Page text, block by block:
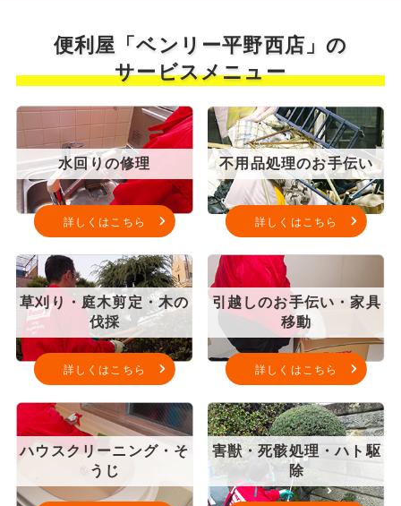
便利屋「ベンリー平野西店」の
サービスメニュー
水回りの修理
詳しくはこちら
不用品処理のお手伝い
詳しくはこちら
草刈り・庭木剪定・木の
伐採
詳しくはこちら
引越しのお手伝い・家具
移動
詳しくはこちら
ハウスクリーニング・そ
うじ
害獣・死骸処理・ハト駆
除